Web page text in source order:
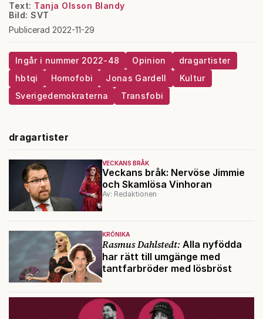
Text: Tanja Olsson Blandy
Bild: SVT
Publicerad 2022-11-29
Ingår i nummer 2022-48 Opinion
dragartister
hbtqi
Homofobi Jonas Gardell
Kultur
Sverigedemokraterna
Transfobi
dragartister
VECKANS BRÅK
Veckans bråk: Nervöse Jimmie
och Skamlösa Vinhoran
Av: Redaktionen
KRÖNIKA
Rasmus Dahlstedt: Alla nyfödda
har rätt till umgänge med
tantfarbröder med lösbröst